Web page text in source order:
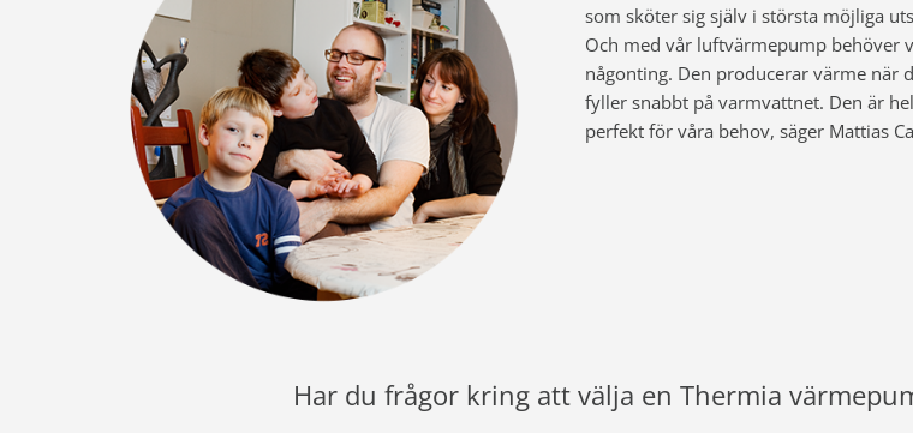
som sköter sig själv i största möjliga
Och med vår luftvärmepump behöver
någonting. Den producerar värme när
fyller snabbt på varmvattnet. Den är
perfekt för våra behov, säger Mattias
Har du frågor kring att välja en Thermia